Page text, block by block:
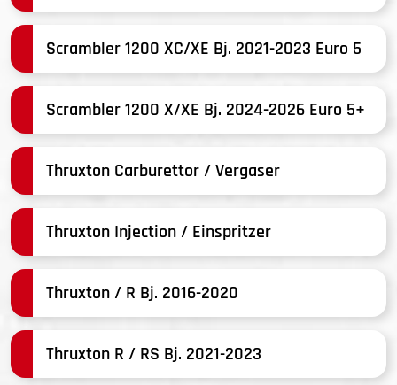
Scrambler 1200 XC/XE Bj. 2021-2023 Euro 5
Scrambler 1200 X/XE Bj. 2024-2026 Euro 5+
Thruxton Carburettor / Vergaser
Thruxton Injection / Einspritzer
Thruxton / R Bj. 2016-2020
Thruxton R / RS Bj. 2021-2023